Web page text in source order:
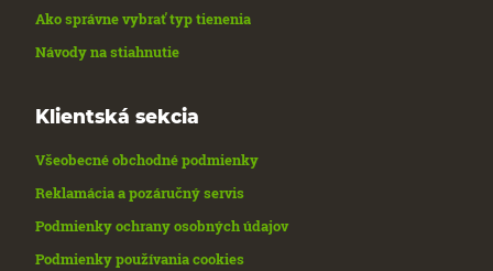
Ako správne vybrať typ tienenia
Návody na stiahnutie
Klientská sekcia
Všeobecné obchodné podmienky
Reklamácia a pozáručný servis
Podmienky ochrany osobných údajov
Podmienky používania cookies